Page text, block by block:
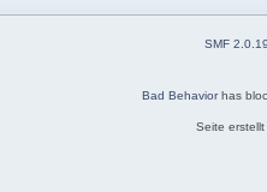
SMF
Bad Behaviorhas
Seite